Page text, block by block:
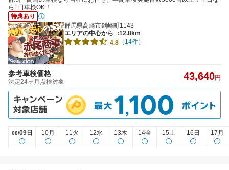
ら1日車検OK！
特典あり
群馬県高崎市剣崎町1143
エリアの中心から
:12.8km
4.8 （14件）
参考車検価格
法定24ヶ月点検対象 43,640円
08/09日 10月 11火 12水 13木 14金 15土 16日 17月